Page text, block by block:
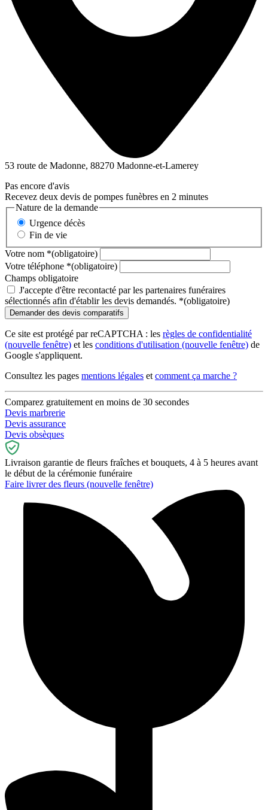
53 route de Madonne, 88270 Madonne-et-Lamerey
Pas encore d'avis
Recevez deux devis de pompes funèbres en 2 minutes
Nature de la demande
Urgence décès
Fin de vie
Votre nom *(obligatoire)
Votre téléphone *(obligatoire)
Champs obligatoire
J'accepte d'être recontacté par les partenaires funéraires
sélectionnés afin d'établir les devis demandés. *(obligatoire)
Ce site est protégé par reCAPTCHA : les règles de confidentialité
(nouvelle fenêtre) et les conditions d'utilisation (nouvelle fenêtre) de
Google s'appliquent.
Consultez les pages mentions légales et comment ça marche ?
Comparez gratuitement en moins de 30 secondes
Devis marbrerie
Devis assurance
Devis obsèques
Livraison garantie de fleurs fraîches et bouquets, 4 à 5 heures avant
le début de la cérémonie funéraire
Faire livrer des fleurs (nouvelle fenêtre)